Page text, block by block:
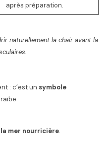
après préparation.
naturellement la chair avant la
: c’est un symbole
mer nourricière.